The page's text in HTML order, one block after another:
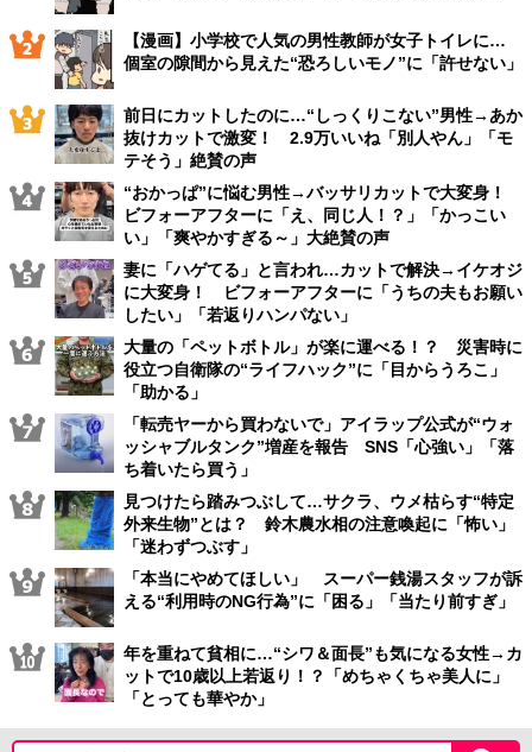
【漫画】小学校で人気の男性教師が女子トイレに…
個室の隙間から見えた“恐ろしいモノ”に「許せない」
前日にカットしたのに…“しっくりこない”男性→あか
抜けカットで激変！ 2.9万いいね「別人やん」「モ
テそう」絶賛の声
“おかっぱ”に悩む男性→バッサリカットで大変身！
ビフォーアフターに「え、同じ人！？」「かっこい
い」「爽やかすぎる～」大絶賛の声
妻に「ハゲてる」と言われ…カットで解決→イケオジ
に大変身！ ビフォーアフターに「うちの夫もお願い
したい」「若返りハンパない」
大量の「ペットボトル」が楽に運べる！？ 災害時に
役立つ自衛隊の“ライフハック”に「目からうろこ」
「助かる」
「転売ヤーから買わないで」アイラップ公式が“ウォ
ッシャブルタンク”増産を報告 SNS「心強い」「落
ち着いたら買う」
見つけたら踏みつぶして…サクラ、ウメ枯らす“特定
外来生物”とは？ 鈴木農水相の注意喚起に「怖い」
「迷わずつぶす」
「本当にやめてほしい」 スーパー銭湯スタッフが訴
える“利用時のNG行為”に「困る」「当たり前すぎ」
年を重ねて貧相に…“シワ＆面長”も気になる女性→カ
ットで10歳以上若返り！？「めちゃくちゃ美人に」
「とっても華やか」